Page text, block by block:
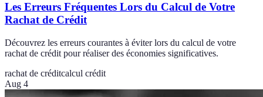
Les Erreurs Fréquentes Lors du Calcul de Votre
Rachat de Crédit
Découvrez les erreurs courantes à éviter lors du calcul de votre
rachat de crédit pour réaliser des économies significatives.
rachat de créditcalcul crédit
Aug 4